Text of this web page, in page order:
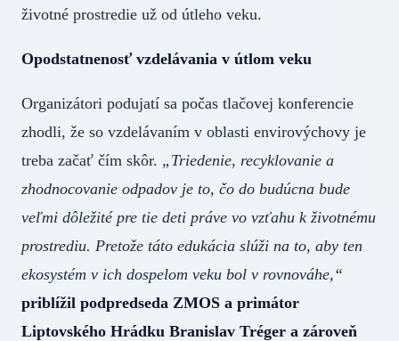
životné prostredie už od útleho veku.
Opodstatnenosť vzdelávania v útlom veku
Organizátori podujatí sa počas tlačovej konferencie
zhodli, že so vzdelávaním v oblasti envirovýchovy je
treba začať čím skôr. „Triedenie, recyklovanie a
zhodnocovanie odpadov je to, čo do budúcna bude
veľmi dôležité pre tie deti práve vo vzťahu k životnému
prostrediu. Pretože táto edukácia slúži na to, aby ten
ekosystém v ich dospelom veku bol v rovnováhe,“
priblížil podpredseda ZMOS a primátor
Liptovského Hrádku Branislav Tréger a zároveň